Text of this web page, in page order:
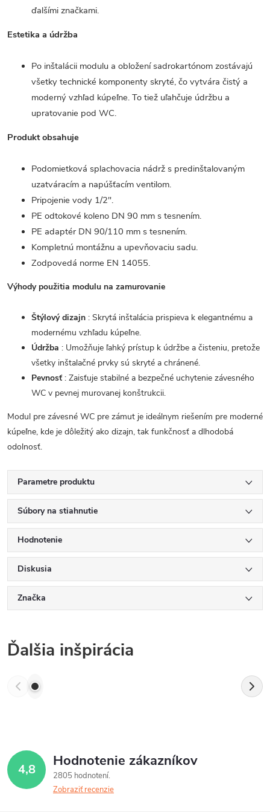
ďalšími značkami.
Estetika a údržba
Po inštalácii modulu a obložení sadrokartónom zostávajú
všetky technické komponenty skryté, čo vytvára čistý a
moderný vzhľad kúpeľne. To tiež uľahčuje údržbu a
upratovanie pod WC.
Produkt obsahuje
Podomietková splachovacia nádrž s predinštalovaným
uzatváracím a napúšťacím ventilom.
Pripojenie vody 1/2".
PE odtokové koleno DN 90 mm s tesnením.
PE adaptér DN 90/110 mm s tesnením.
Kompletnú montážnu a upevňovaciu sadu.
Zodpovedá norme EN 14055.
Výhody použitia modulu na zamurovanie
Štýlový dizajn : Skrytá inštalácia prispieva k elegantnému a
modernému vzhľadu kúpeľne.
Údržba : Umožňuje ľahký prístup k údržbe a čisteniu, pretože
všetky inštalačné prvky sú skryté a chránené.
Pevnosť : Zaisťuje stabilné a bezpečné uchytenie závesného
WC v pevnej murovanej konštrukcii.
Modul pre závesné WC pre zámut je ideálnym riešením pre moderné
kúpeľne, kde je dôležitý ako dizajn, tak funkčnosť a dlhodobá
odolnosť.
Parametre produktu
Súbory na stiahnutie
Hodnotenie
Diskusia
Značka
Ďalšia inšpirácia
4,8 Hodnotenie zákazníkov
2805 hodnotení
Zobraziť recenzie